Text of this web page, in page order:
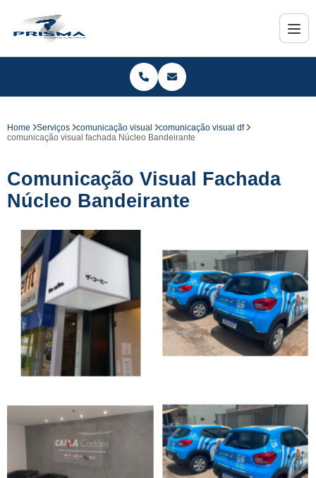
Home Serviços comunicação visual
comunicação visual df
comunicação visual fachada Núcleo Bandeirante
Comunicação Visual Fachada
Núcleo Bandeirante